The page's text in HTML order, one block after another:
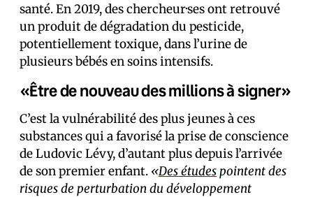
santé. En 2019, des chercheur·ses ont retrouvé
un produit de dégradation du pesticide,
potentiellement toxique, dans l’urine de
plusieurs bébés en soins intensifs.
«Être de nouveau des millions à signer»
C’est la vulnérabilité des plus jeunes à ces
substances qui a favorisé la prise de conscience
de Ludovic Lévy, d’autant plus depuis l’arrivée
de son premier enfant. «Des étudespointent des
risques de perturbation du développement